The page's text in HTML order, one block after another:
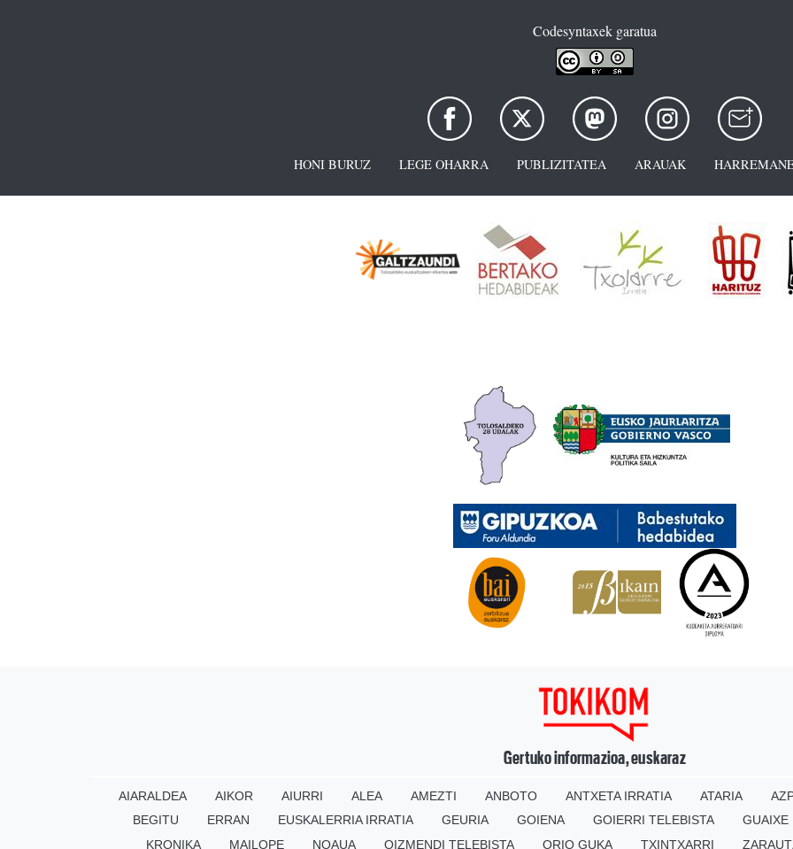
Codesyntaxek garatua
HONI BURUZ LEGE OHARRA PUBLIZITATEA ARAUAK
Gertuko informazioa, euskaraz
AIARALDEA AIKOR AIURRI ALEA AMEZTI ANBOTO ANTXETA IRRATIA ATARIA
BEGITU
ERRAN EUSKALERRIA IRRATIA GEURIA GOIENA GOIERRI TELEBISTA GUAIXE
KRONIKA
MAILOPE NOAUA OIZMENDI TELEBISTA ORIO GUKA TXINTXARRI